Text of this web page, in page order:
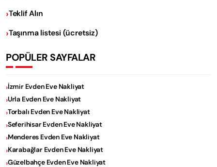
Teklif Alın
Taşınma listesi (ücretsiz)
POPÜLER SAYFALAR
İzmir Evden Eve Nakliyat
Urla Evden Eve Nakliyat
Torbalı Evden Eve Nakliyat
Seferihisar Evden Eve Nakliyat
Menderes Evden Eve Nakliyat
Karabağlar Evden Eve Nakliyat
Güzelbahçe Evden Eve Nakliyat